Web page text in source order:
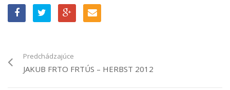
Predchádzajúce
JAKUB FRTO FRTÚS – HERBST 2012